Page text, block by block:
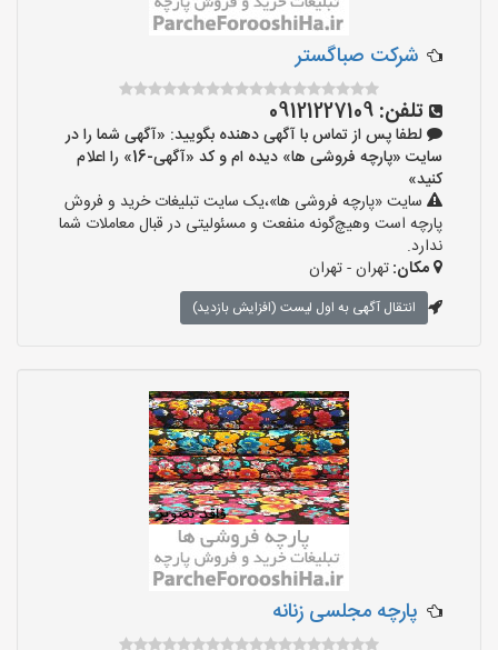
شرکت صباگستر
تلفن: 09121227109
لطفا پس از تماس با آگهی دهنده بگویید: «آگهی شما را در
سایت «پارچه فروشی ها» دیده ام و کد «آگهی-16» را اعلام
کنید»
سایت «پارچه فروشی ها»،یک سایت تبلیغات خرید و فروش
پارچه است وهیچ‌گونه منفعت و مسئولیتی در قبال معاملات شما
ندارد.
مکان:تهران - تهران
انتقال آگهی به اول لیست (افزایش بازدید)
پارچه مجلسی زنانه